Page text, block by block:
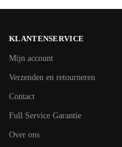
KLANTENSERVICE
Mijn account
Verzenden en retourneren
Contact
Full Service Garantie
Over ons